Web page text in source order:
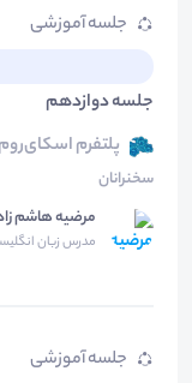
جلسه آموزشی
جلسه دوازدهم
پلتفرم اسکای‌روم
سخنرانان
مرضیه هاشم
مدرس زبان
جلسه آموزشی